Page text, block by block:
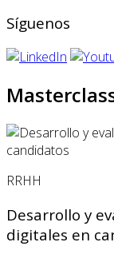
Síguenos
RRHH
Desarrollo y
digitales en